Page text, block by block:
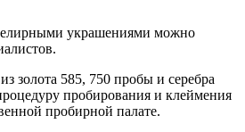
украшениями можно
золота 585, 750 пробы и серебра
пробирования и клеймения
пробирной палате.